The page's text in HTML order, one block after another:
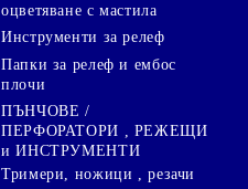
оцветяване с мастила
Инструменти за релеф
Папки за релеф и ембос
плочи
ПЪНЧОВЕ /
ПЕРФОРАТОРИ , РЕЖЕЩИ
и ИНСТРУМЕНТИ
Тримери, ножици , резачи